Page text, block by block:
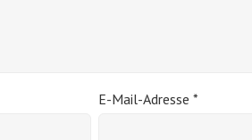
E-Mail-Adresse*